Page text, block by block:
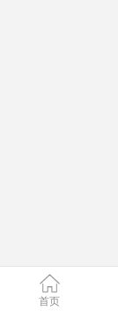
首页